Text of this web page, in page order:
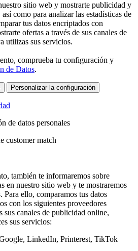
sitio web y mostrarte publicidad y
como para analizar las estadísticas de
tus datos encriptados con
ofertas a través de sus canales de
utilizas sus servicios.
comprueba tu configuración y
de Datos.
Personalizar la configuración
de datos personales
customer match
también te informaremos sobre
en nuestro sitio web y te mostraremos
Para ello, comparamos tus datos
con los siguientes proveedores
sus canales de publicidad online,
sus servicios:
LinkedIn, Printerest, TikTok